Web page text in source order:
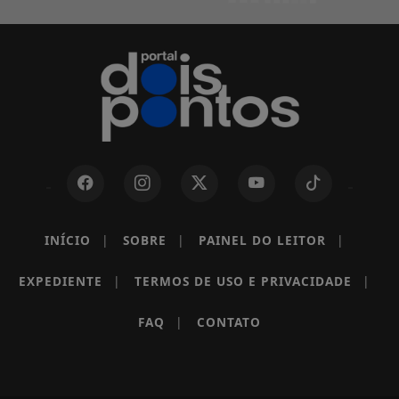
INÍCIO | SOBRE | PAINEL DO LEITOR |
EXPEDIENTE | TERMOS DE USO E PRIVACIDADE |
FAQ | CONTATO
Termos de Uso e Privacidade